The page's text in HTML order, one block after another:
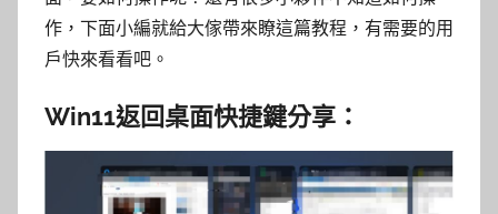
作，下面小編就給大傢帶來瞭這篇教程，有需要的用
戶快來看看吧。
Win11返回桌面快捷鍵分享：